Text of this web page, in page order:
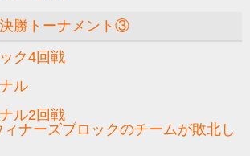
勝トーナメント③
ク4回戦
ナル
ル2回戦
ナーズブロックのチームが敗北し